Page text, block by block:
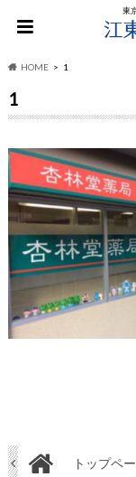
東
HOME 1
1
トップペ